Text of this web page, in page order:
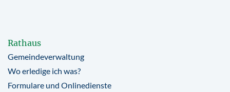
Rathaus
Gemeindeverwaltung
Wo erledige ich was?
Formulare und Onlinedienste